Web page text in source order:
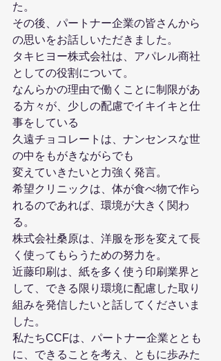
た。
その後、パートナー企業の皆さんから
の思いをお話しいただきました。
タキヒヨー株式会社は、アパレル商社
としての役割について。
なんらかの理由で働くことに制限があ
る方々が、少しの配慮でイキイキと仕
事をしている
久遠チョコレートは、ナンセンスな世
の中をもがきながらでも
変えていきたいと力強く発言。
希望クリニックは、体が食べ物で作ら
れるのであれば、環境が大きく関わ
る。
株式会社桑原は、洋服を形を変えて長
く使ってもらうための努力を。
近藤印刷は、紙を多く使う印刷業界と
して、できる限り環境に配慮した取り
組みを発信したいと話してくださいま
した。
私たちCCFは、パートナー企業ととも
に、できることを考え、ともに歩みた